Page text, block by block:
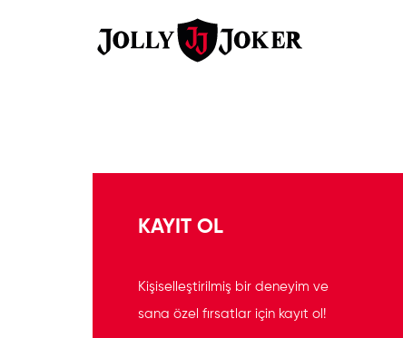
KAYIT OL
Kişiselleştirilmiş bir deneyim ve
sana özel fırsatlar için kayıt ol!